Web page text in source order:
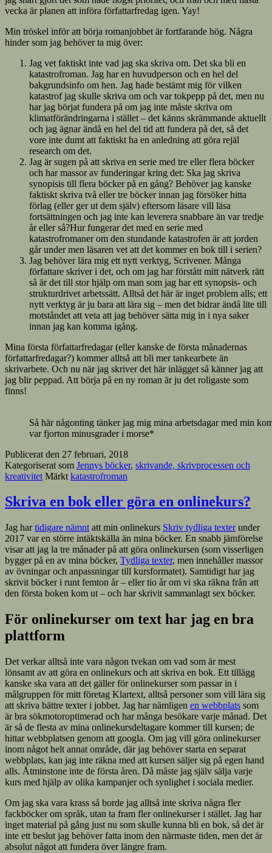
vecka är planen att införa författarfredag igen. Yay!
Min tröskel inför att börja romanjobbet är fortfarande hög. Några
hinder som jag behöver ta mig över:
Jag vet faktiskt inte vad jag ska skriva om. Det ska bli en
katastrofroman. Jag har en huvudperson och en hel del
bakgrundsinfo om hen. Jag hade bestämt mig för vilken
katastrof jag skulle skriva om och var tokpepp på det, men nu
har jag börjat fundera på om jag inte måste skriva om
klimatförändringarna i stället – det känns skrämmande aktuellt
och jag ägnar ändå en hel del tid att fundera på det, så det
vore inte dumt att faktiskt ha en anledning att göra rejäl
research om det.
Jag är sugen på att skriva en serie med tre eller flera böcker
och har massor av funderingar kring det: Ska jag skriva
synopisis till flera böcker på en gång? Behöver jag kanske
faktiskt skriva två eller tre böcker innan jag försöker hitta
förlag (eller ger ut dem själv) eftersom läsare vill läsa
fortsättningen och jag inte kan leverera snabbare än var tredje
år eller så?Hur fungerar det med en serie med
katastrofromaner om den stundande katastrofen är att jorden
går under men läsaren vet att det kommer en bok till i serien?
Jag behöver lära mig ett nytt verktyg, Scrivener. Många
författare skriver i det, och om jag har förstått mitt nätverk rätt
så är det till stor hjälp om man som jag har ett synopsis- och
strukturdrivet arbetssätt. Alltså det här är inget problem alls; ett
nytt verktyg är ju bara att lära sig – men det bidrar ändå lite till
motståndet att veta att jag behöver sätta mig in i nya saker
innan jag kan komma igång.
Mina första författarfredagar (eller kanske de första månadernas
författarfredagar?) kommer alltså att bli mer tankearbete än
skrivarbete. Och nu när jag skriver det här inlägget så känner jag att
jag blir peppad. Att börja på en ny roman är ju det roligaste som
finns!
Så här någonting tänker jag mig mina arbetsdagar med min
var fjorton minusgrader i morse*
Publicerat den 27 februari, 2018
Kategoriserat som Jennys böcker, skrivande, skrivprocessen och
kreativitet Märkt katastrofroman
Skriva en bok eller göra en onlinekurs?
Jag hartidigare nämnt att min onlinekurs Skriv tydliga texterunder
2017 var en större intäktskälla än mina böcker. En snabb jämförelse
visar att jag la tre månader på att göra onlinekursen (som visserligen
bygger på en av mina böcker, Tydliga texter, men innehåller massor
av övningar och anpassningar till kursformatet). Samtidigt har jag
skrivit böcker i runt femton år – eller tio år om vi ska räkna från att
den första boken kom ut – och har skrivit sammanlagt sex böcker.
För onlinekurser om text har jag en bra
plattform
Det verkar alltså inte vara någon tvekan om vad som är mest
lönsamt av att göra en onlinekurs och att skriva en bok. Ett tillägg
kanske ska vara att det gäller för onlinekurser som passar in i
målgruppen för mitt företag Klartext, alltså personer som vill lära sig
att skriva bättre texter i jobbet. Jag har nämligen en webbplats som
är bra sökmotoroptimerad och har många besökare varje månad. Det
är så de flesta av mina onlinekursdeltagare kommer till kursen; de
hittar webbplatsen genom att googla. Om jag vill göra onlinekurser
inom något helt annat område, där jag behöver starta en separat
webbplats, kan jag inte räkna med att kursen säljer sig på egen hand
alls. Åtminstone inte de första åren. Då måste jag själv sälja varje
kurs med hjälp av olika kampanjer och synlighet i sociala medier.
Om jag ska vara krass så borde jag alltså inte skriva några fler
fackböcker om språk, utan ta fram fler onlinekurser i stället. Jag har
inget material på gång just nu som skulle kunna bli en bok, så det är
inte ett beslut jag behöver fatta inom den närmaste tiden, men det är
absolut något att fundera över längre fram.